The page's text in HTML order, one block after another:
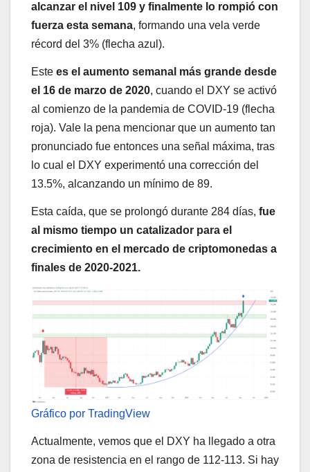
alcanzar el nivel 109 y finalmente lo rompió con
fuerza esta semana, formando una vela verde
récord del 3% (flecha azul).
Este es el aumento semanal más grande desde
el 16 de marzo de 2020, cuando el DXY se activó
al comienzo de la pandemia de COVID-19 (flecha
roja). Vale la pena mencionar que un aumento tan
pronunciado fue entonces una señal máxima, tras
lo cual el DXY experimentó una corrección del
13.5%, alcanzando un mínimo de 89.
Esta caída, que se prolongó durante 284 días, fue
al mismo tiempo un catalizador para el
crecimiento en el mercado de criptomonedas a
finales de 2020-2021.
Gráfico por TradingView
Actualmente, vemos que el DXY ha llegado a otra
zona de resistencia en el rango de 112-113. Si hay